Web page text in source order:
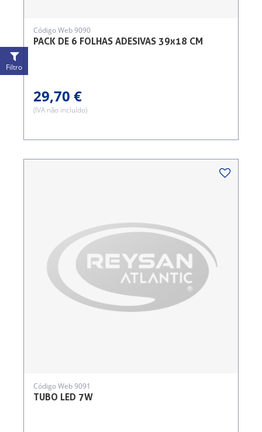
PACK DE 6 FOLHAS ADESIVAS 39x18 CM
Código Web 9090
29,70 €
(IVA não incluído)
TUBO LED 7W
Código Web 9091
Filtro